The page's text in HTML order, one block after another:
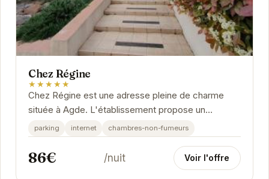
Chez Régine
★★★★★
Chez Régine est une adresse pleine de charme
située à Agde. L'établissement propose un
hébergement confortable et convivial, idéal pour
un...
parking internet chambres-non-fumeurs
86€ /nuit Voir l'offre